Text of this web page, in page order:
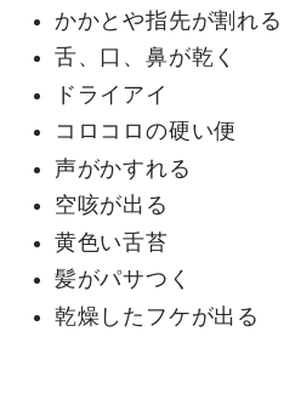
かかとや指先が割れる
舌、口、鼻が乾く
ドライアイ
コロコロの硬い便
声がかすれる
空咳が出る
黄色い舌苔
髪がパサつく
乾燥したフケが出る